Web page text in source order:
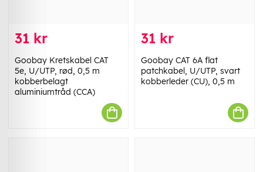
31 kr
Goobay Kretskabel CAT
5e, U/UTP, rød, 0,5 m
kobberbelagt
aluminiumtråd (CCA)
31 kr
Goobay CAT 6A flat
patchkabel, U/UTP, svart
kobberleder (CU), 0,5 m